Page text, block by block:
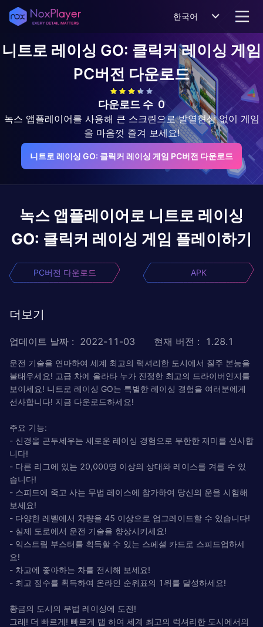
한국어
니트로 레이싱 GO: 클릭커 레이싱 게임
PC버전 다운로드
다운로드 수 0
녹스 앱플레이어를 사용해 큰 스크린으로 발열현상 없이 게임
을 마음껏 즐겨 보세요!
니트로 레이싱 GO: 클릭커 레이싱 게임 PC버전 다운로드
녹스 앱플레이어로 니트로 레이싱
GO: 클릭커 레이싱 게임 플레이하기
PC버전 다운로드 APK
더보기
업데이트 날짜 : 2022-11-03 현재 버전 : 1.28.1
운전 기술을 연마하여 세계 최고의 력셔리한 도시에서 질주 본능을
불태우세요! 고급 차에 올라타 누가 진정한 최고의 드라이버인지를
보이세요! 니트로 레이싱 GO는 특별한 레이싱 경험을 여러분에게
선사합니다! 지금 다운로드하세요!
주요 기능:
- 신경을 곤두세우는 새로운 레이싱 경험으로 무한한 재미를 선사합
니다!
- 다른 리그에 있는 20,000명 이상의 상대와 레이스를 겨를 수 있
습니다!
- 스피드에 죽고 사는 무법 레이스에 참가하여 당신의 운을 시험해
보세요!
- 다양한 레벨에서 차량을 45 이상으로 업그레이드할 수 있습니다!
- 실제 도로에서 운전 기술을 향상시키세요!
- 익스트림 부스터를 획득할 수 있는 스페셜 카드로 스피드업하세
요!
- 차고에 좋아하는 차를 전시해 보세요!
- 최고 점수를 획득하여 온라인 순위표의 1위를 달성하세요!
황금의 도시의 무법 레이싱에 도전!
그래! 더 빠르게! 빠르게 탭 하여 세계 최고의 럭셔리한 도시에서의